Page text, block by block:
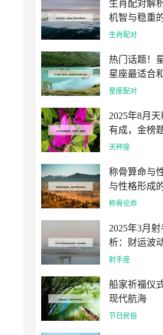
生肖配对解
机智与稳重
生肖配对
热门话题！
星座最适合
星座配对
2025年8月
有成，金榜
天秤座
称骨算命与
与性格形成
称骨论命
2025年3月
析：财运波
射手座
船家祈福仪
现代航海
节日民俗